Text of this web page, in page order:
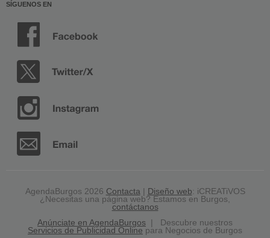
SÍGUENOS EN
AgendaBurgos 2026 Contacta| Diseño web: iCREATiVOS
¿Necesitas una página web? Estamos en Burgos,
contáctanos
Anúnciate en AgendaBurgos | Descubre nuestros
Servicios de Publicidad Online para Negocios de Burgos